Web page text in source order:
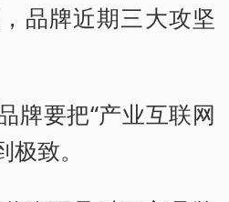
品牌近期三大攻坚
牌要把“产业互联网
致。